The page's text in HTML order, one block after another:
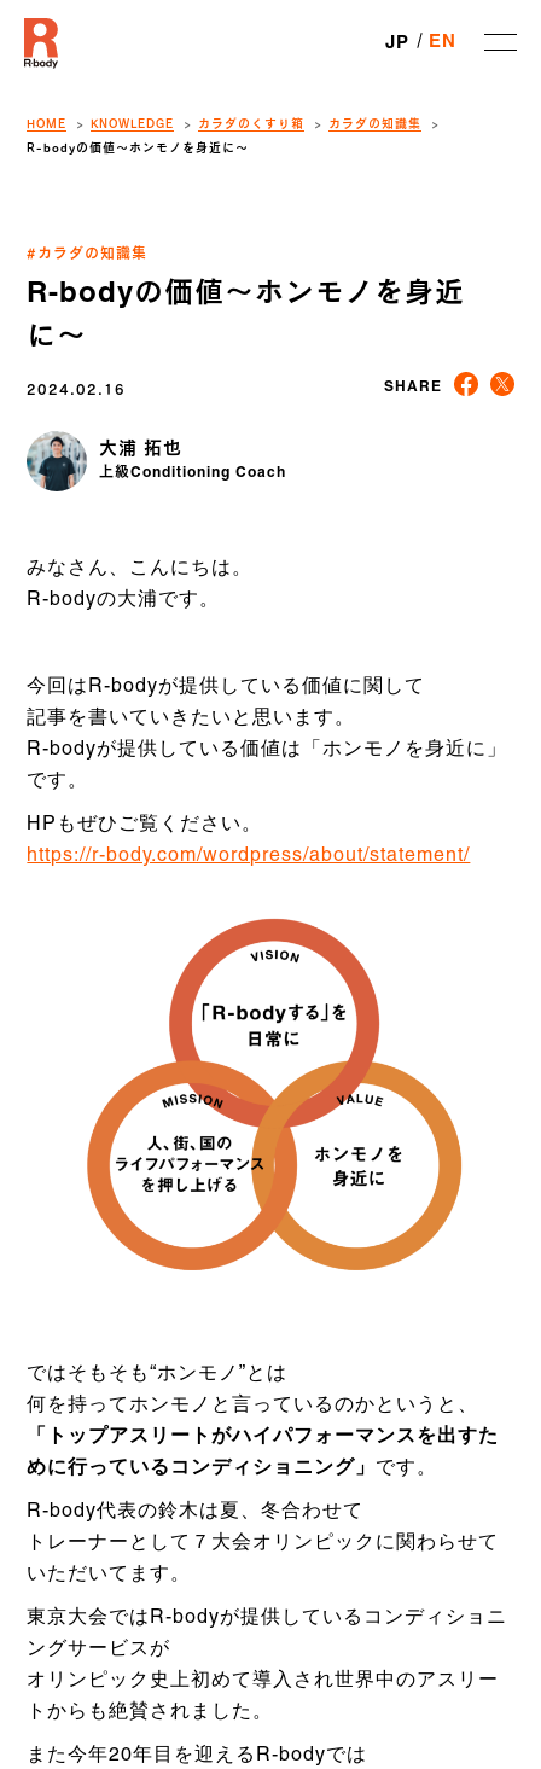
JP EN
HOME KNOWLEDGE カラダのくすり箱
カラダの知識集
R-bodyの価値〜ホンモノを身近に〜
#カラダの知識集
R-bodyの価値〜ホンモノを身近
に〜
2024.02.16 SHARE
大浦 拓也
上級Conditioning Coach
みなさん、
こんにちは。
R-bodyの大浦です。
今回はR-bodyが提供している価値に関して
記事を書いていきたいと思います。
R-bodyが提供している価値は「ホンモノを身近に」
です。
HPもぜひご覧ください。
https://r-body.com/wordpress/about/statement/
ではそもそも“ホンモノ”とは
何を持ってホンモノと言っているのかというと、
「トップアスリートがハイパフォーマンスを出すた
めに行っているコンディショニング」 です。
R-body代表の鈴木は夏、冬合わせて
トレーナーとして７大会オリンピックに関わらせて
いただいてます。
東京大会ではR-bodyが提供しているコンディショニ
ングサービスが
オリンピック史上初めて導入され世界中のアスリー
トからも絶賛されました。
また今年20年目を迎えるR-bodyでは